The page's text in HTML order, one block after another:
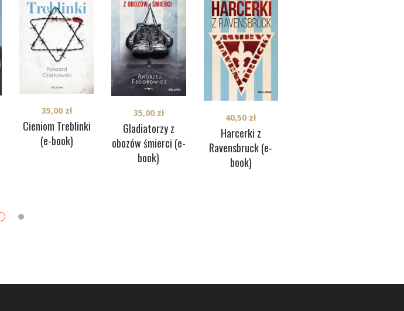
Cieniom Treblinki
(e-book)
35,00 zł
Gladiatorzy z
obozów śmierci (e-
book)
35,00 zł
Harcerki z
Ravensbruck (e-
book)
40,50 zł